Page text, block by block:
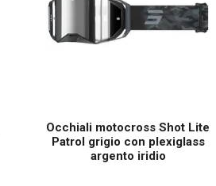
Occhiali motocross Shot Lite
Patrol grigio con plexiglass
argento iridio